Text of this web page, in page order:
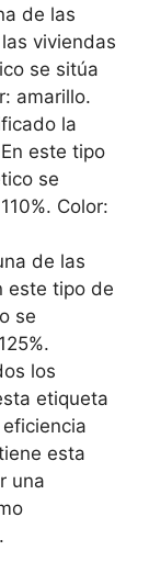
de las
viviendas
se sitúa
amarillo.
la
este tipo
se
Color:
de las
este tipo de
se
los
etiqueta
esta
una